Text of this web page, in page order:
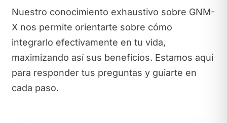
Nuestro conocimiento exhaustivo sobre GNM-
X nos permite orientarte sobre cómo
integrarlo efectivamente en tu vida,
maximizando así sus beneficios. Estamos aquí
para responder tus preguntas y guiarte en
cada paso.